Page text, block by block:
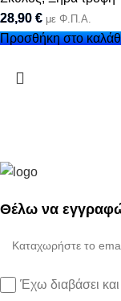
28,90 € με Φ.Π.Α.
Προσθήκη στο
Θέλω να
Έχω διαβάσει